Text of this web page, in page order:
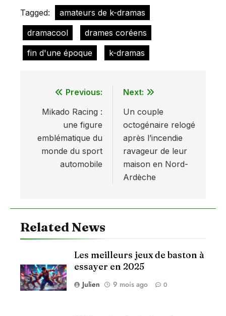
Tagged:
amateurs de k-dramas
dramacool
drames coréens
fin d'une époque
k-dramas
Navigation
de
l’article
Previous:
Mikado Racing :
une figure
emblématique du
monde du sport
automobile
Next:
Un couple
octogénaire relogé
après l’incendie
ravageur de leur
maison en Nord-
Ardèche
Related News
Les meilleurs jeux de baston à
essayer en 2025
Julien 9 mois ago 0